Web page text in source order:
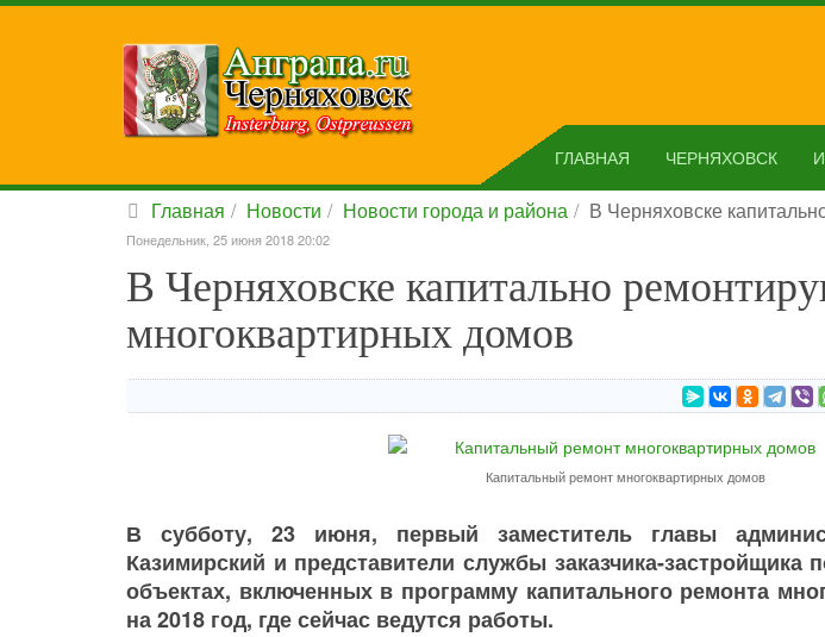
ГЛАВНАЯ ЧЕРНЯХОВСК
Главная Новости Новости города и района В Черняховске
Понедельник, 25 июня 2018 20:02
В Черняховске капитально
многоквартирных домов
Капитальный ремонт многоквартирных домов
В субботу, 23 июня, первый заместитель главы
Казимирский и представители службы заказчика-застройщика
объектах, включенных в программу капитального ремонта
на 2018 год, где сейчас ведутся работы.